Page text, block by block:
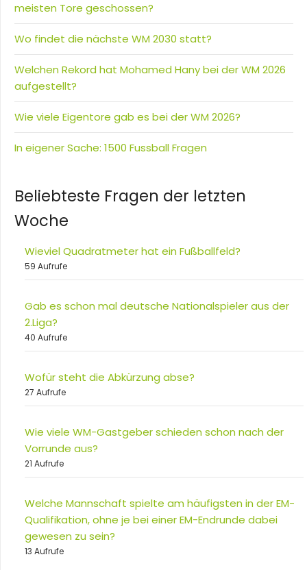
meisten Tore geschossen?
Wo findet die nächste WM 2030 statt?
Welchen Rekord hat Mohamed Hany bei der WM 2026
aufgestellt?
Wie viele Eigentore gab es bei der WM 2026?
In eigener Sache: 1500 Fussball Fragen
Beliebteste Fragen der letzten
Woche
Wieviel Quadratmeter hat ein Fußballfeld?
59 Aufrufe
Gab es schon mal deutsche Nationalspieler aus der
2.Liga?
40 Aufrufe
Wofür steht die Abkürzung abse?
27 Aufrufe
Wie viele WM-Gastgeber schieden schon nach der
Vorrunde aus?
21 Aufrufe
Welche Mannschaft spielte am häufigsten in der EM-
Qualifikation, ohne je bei einer EM-Endrunde dabei
gewesen zu sein?
13 Aufrufe